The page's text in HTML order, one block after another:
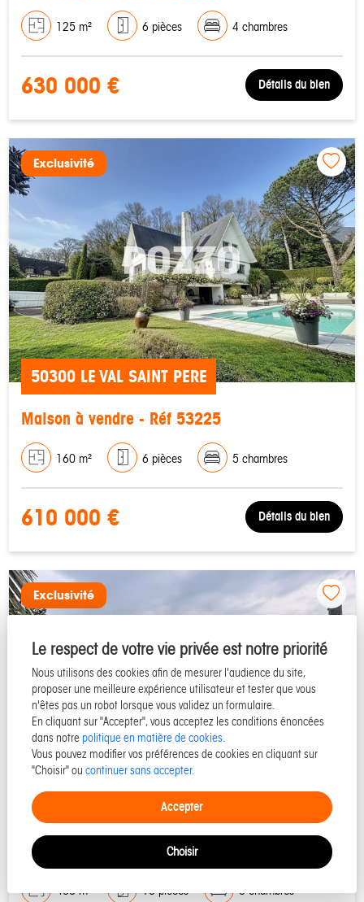
Le respect de votre vie privée est notre priorité
Nous utilisons des cookies afin de mesurer l'audience du site,
proposer une meilleure expérience utilisateur et tester que vous
n'êtes pas un robot lorsque vous validez un formulaire.
En cliquant sur "Accepter", vous acceptez les conditions énoncées
dans notre politique en matière de cookies.
Vous pouvez modifier vos préférences de cookies en cliquant sur
"Choisir" ou continuer sans accepter.
Accepter
Choisir
125 m² 6 pièces 4 chambres
630 000 € Détails du bien
Exclusivité
50300 LE VAL SAINT PERE
Maison à vendre - Réf 53225
160 m² 6 pièces 5 chambres
610 000 € Détails du bien
Exclusivité
50270 SURTAINVILLE
Maison à vendre - Réf 10566
400 m² 10 pièces 5 chambres